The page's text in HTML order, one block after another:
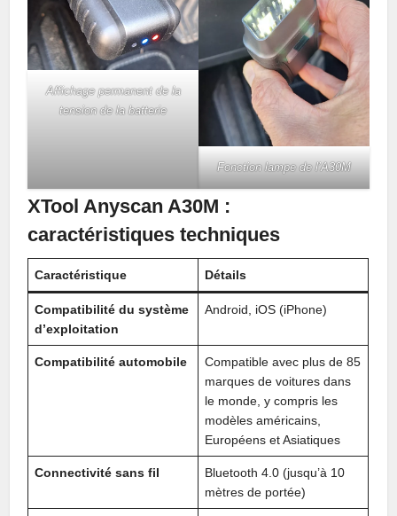
Affichage permanent de la
tension de la batterie
Fonction lampe de l’A30M
XTool Anyscan A30M :
caractéristiques techniques
Caractéristique Détails
Compatibilité du système
d’exploitation
Android, iOS (iPhone)
Compatibilité automobile
Compatible avec plus de 85
marques de voitures dans
le monde, y compris les
modèles américains,
Européens et Asiatiques
Connectivité sans fil
Bluetooth 4.0 (jusqu’à 10
mètres de portée)